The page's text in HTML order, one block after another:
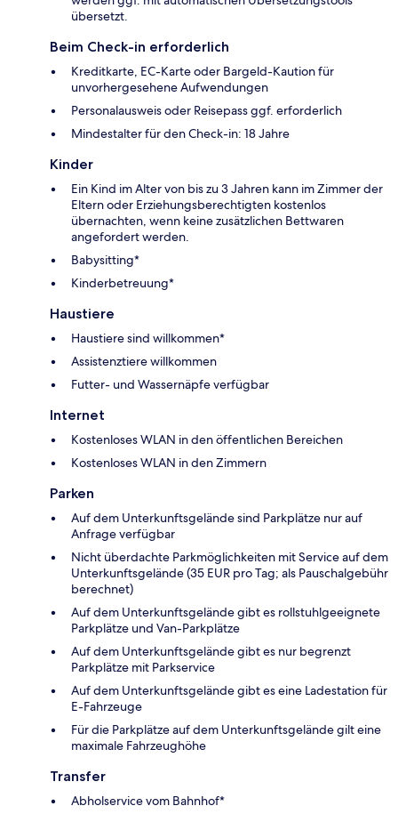
übersetzt.
Beim Check-in erforderlich
Kreditkarte, EC-Karte oder Bargeld-Kaution für
unvorhergesehene Aufwendungen
Personalausweis oder Reisepass ggf. erforderlich
Mindestalter für den Check-in: 18 Jahre
Kinder
Ein Kind im Alter von bis zu 3 Jahren kann im Zimmer der
Eltern oder Erziehungsberechtigten kostenlos
übernachten, wenn keine zusätzlichen Bettwaren
angefordert werden.
Babysitting*
Kinderbetreuung*
Haustiere
Haustiere sind willkommen*
Assistenztiere willkommen
Futter- und Wassernäpfe verfügbar
Internet
Kostenloses WLAN in den öffentlichen Bereichen
Kostenloses WLAN in den Zimmern
Parken
Auf dem Unterkunftsgelände sind Parkplätze nur auf
Anfrage verfügbar
Nicht überdachte Parkmöglichkeiten mit Service auf dem
Unterkunftsgelände (35 EUR pro Tag; als Pauschalgebühr
berechnet)
Auf dem Unterkunftsgelände gibt es rollstuhlgeeignete
Parkplätze und Van-Parkplätze
Auf dem Unterkunftsgelände gibt es nur begrenzt
Parkplätze mit Parkservice
Auf dem Unterkunftsgelände gibt es eine Ladestation für
E-Fahrzeuge
Für die Parkplätze auf dem Unterkunftsgelände gilt eine
maximale Fahrzeughöhe
Transfer
Abholservice vom Bahnhof*